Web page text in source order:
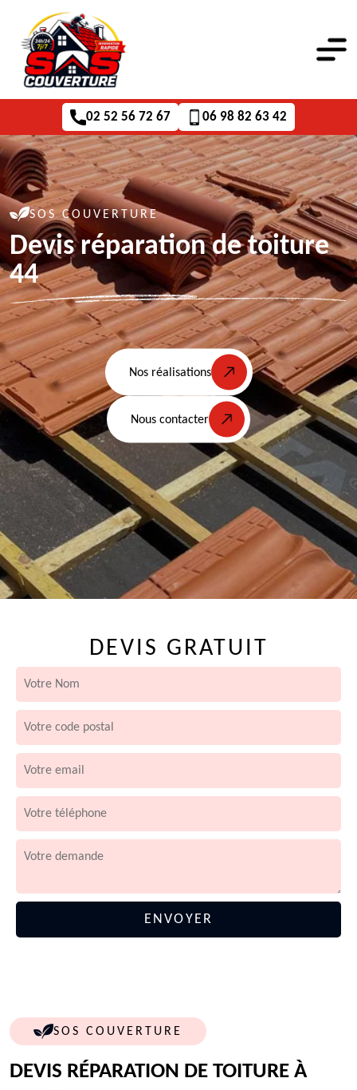
02 52 56 72 67 06 98 82 63 42
SOS COUVERTURE
Devis réparation de toiture
44
Nos réalisations
Nous contacter
DEVIS GRATUIT
SOS COUVERTURE
DEVIS RÉPARATION DE TOITURE À